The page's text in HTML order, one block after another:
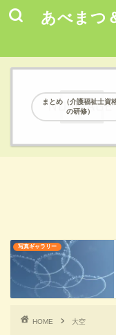
あべまつ
まとめ（介護福祉士資
の研修）
写真ギャラリー
HOME 大空